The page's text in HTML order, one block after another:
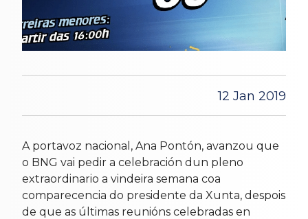
12 Jan 2019
A portavoz nacional, Ana Pontón, avanzou que
o BNG vai pedir a celebración dun pleno
extraordinario a vindeira semana coa
comparecencia do presidente da Xunta, despois
de que as últimas reunións celebradas en